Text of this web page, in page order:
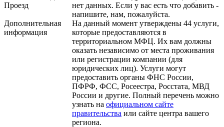
Проезд
нет данных. Если у вас есть что добавить -
напишите, нам, пожалуйста.
Дополнительная
информация
На данный момент утверждены 44 услуги,
которые предоставляются в
территориальном МФЦ. Их вам должны
оказать независимо от места проживания
или регистрации компании (для
юридических лиц). Услуги могут
предоставить органы ФНС России,
ПФРФ, ФСС, Росеестра, Росстата, МВД
России и другие. Полный перечень можно
узнать на официальном сайте
правительства или сайте центра вашего
региона.